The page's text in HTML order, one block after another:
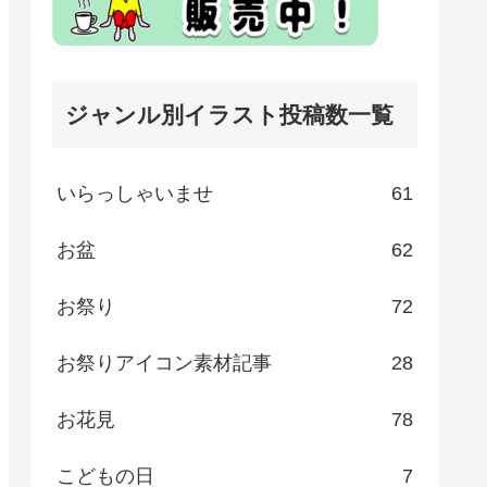
ジャンル別イラスト投稿数一覧
いらっしゃいませ 61
お盆 62
お祭り 72
お祭りアイコン素材記事 28
お花見 78
こどもの日 7